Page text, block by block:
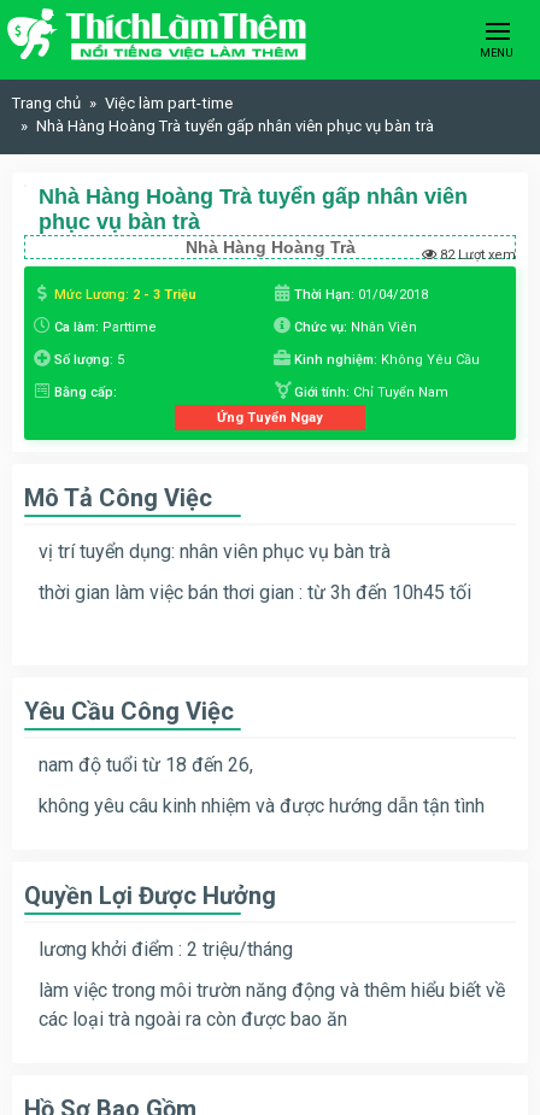
Skip to content
MENU
Trang chủ
Việc làm part-time
Nhà Hàng Hoàng Trà tuyển gấp nhân viên phục vụ bàn trà
Nhà Hàng Hoàng Trà tuyển gấp nhân viên
phục vụ bàn trà
Nhà Hàng Hoàng Trà 82 Lượt xem
Mức Lương: 2 - 3 Triệu Thời Hạn: 01/04/2018
Ca làm: Parttime Chức vụ: Nhân Viên
Số lượng: 5 Kinh nghiệm: Không Yêu Cầu
Bằng cấp: Giới tính: Chỉ Tuyển Nam
Ứng Tuyển Ngay
Mô Tả Công Việc
vị trí tuyển dụng: nhân viên phục vụ bàn trà
thời gian làm việc bán thơi gian : từ 3h đến 10h45 tối
Yêu Cầu Công Việc
nam độ tuổi từ 18 đến 26,
không yêu câu kinh nhiệm và được hướng dẫn tận tình
Quyền Lợi Được Hưởng
lương khởi điểm : 2 triệu/tháng
làm việc trong môi trườn năng động và thêm hiểu biết về
các loại trà ngoài ra còn được bao ăn
Hồ Sơ Bao Gồm